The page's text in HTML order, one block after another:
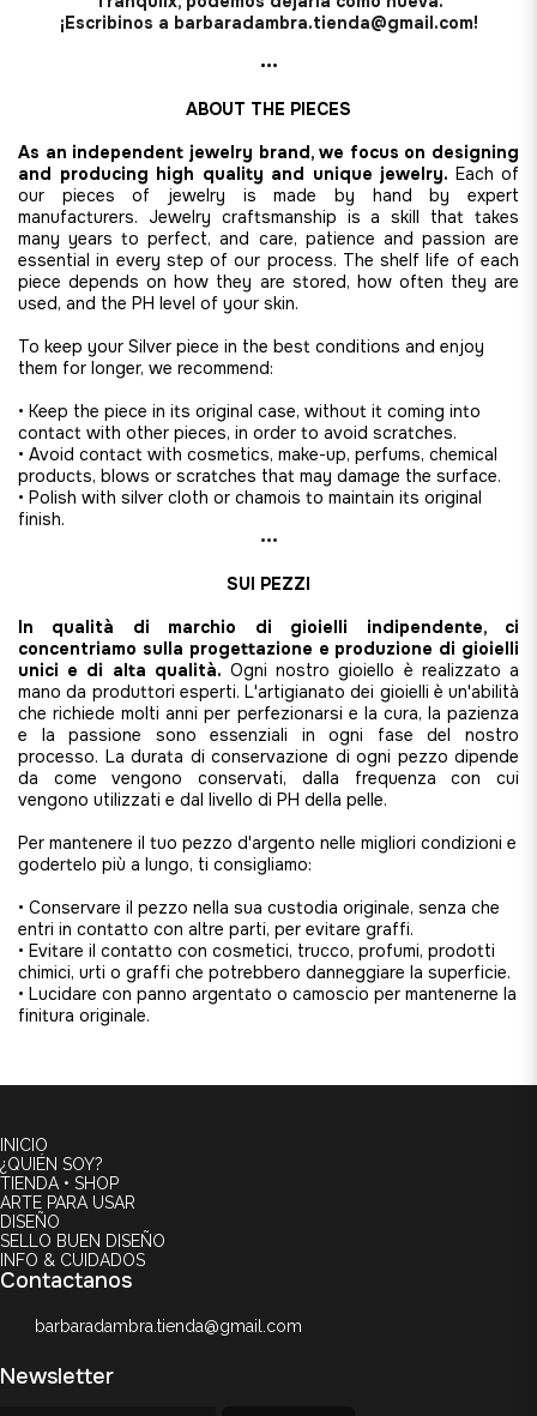
¡Escribinos a barbaradambra.tienda@gmail.com!
•••
ABOUT THE PIECES
As an independent jewelry brand, we focus on designing
and producing high quality and unique jewelry. Each of
our pieces of jewelry is made by hand by expert
manufacturers. Jewelry craftsmanship is a skill that takes
many years to perfect, and care, patience and passion are
essential in every step of our process. The shelf life of each
piece depends on how they are stored, how often they are
used, and the PH level of your skin.
To keep your Silver piece in the best conditions and enjoy
them for longer, we recommend:
• Keep the piece in its original case, without it coming into
contact with other pieces, in order to avoid scratches.
• Avoid contact with cosmetics, make-up, perfums, chemical
products, blows or scratches that may damage the surface.
• Polish with silver cloth or chamois to maintain its original
finish.
•••
SUI PEZZI
In qualità di marchio di gioielli indipendente, ci
concentriamo sulla progettazione e produzione di gioielli
unici e di alta qualità. Ogni nostro gioiello è realizzato a
mano da produttori esperti. L'artigianato dei gioielli è un'abilità
che richiede molti anni per perfezionarsi e la cura, la pazienza
e la passione sono essenziali in ogni fase del nostro
processo. La durata di conservazione di ogni pezzo dipende
da come vengono conservati, dalla frequenza con cui
vengono utilizzati e dal livello di PH della pelle.
Per mantenere il tuo pezzo d'argento nelle migliori condizioni e
godertelo più a lungo, ti consigliamo:
• Conservare il pezzo nella sua custodia originale, senza che
entri in contatto con altre parti, per evitare graffi.
• Evitare il contatto con cosmetici, trucco, profumi, prodotti
chimici, urti o graffi che potrebbero danneggiare la superficie.
• Lucidare con panno argentato o camoscio per mantenerne la
finitura originale.
INICIO
¿QUIÉN SOY?
TIENDA • SHOP
ARTE PARA USAR
DISEÑO
SELLO BUEN DISEÑO
INFO & CUIDADOS
Contactanos
barbaradambra.tienda@gmail.com
Newsletter